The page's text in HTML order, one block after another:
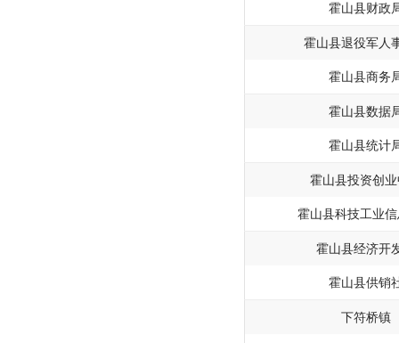
霍山县财政
霍山县退役军人
霍山县商务
霍山县数据
霍山县统计
霍山县投资创
霍山县科技工业
霍山县经济开
霍山县供销
下符桥镇